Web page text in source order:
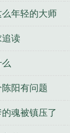
年轻的大师
读
阳有问题
魂被镇压了